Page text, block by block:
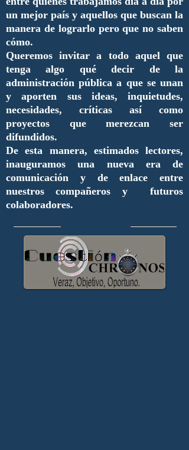
un mejor país y aquellos que buscan la
manera de lograrlo pero que no saben
cómo.
Queremos invitar a todo aquel que
tenga algo qué decir de la
administración pública a que se unan
y aporten sus ideas, inquietudes,
necesidades, críticas así como
proyectos que merezcan ser
difundidos.
De esta manera, estimados lectores,
inauguramos una nueva era de
comunicación y de enlace entre
nuestros compañeros y futuros
colaboradores.